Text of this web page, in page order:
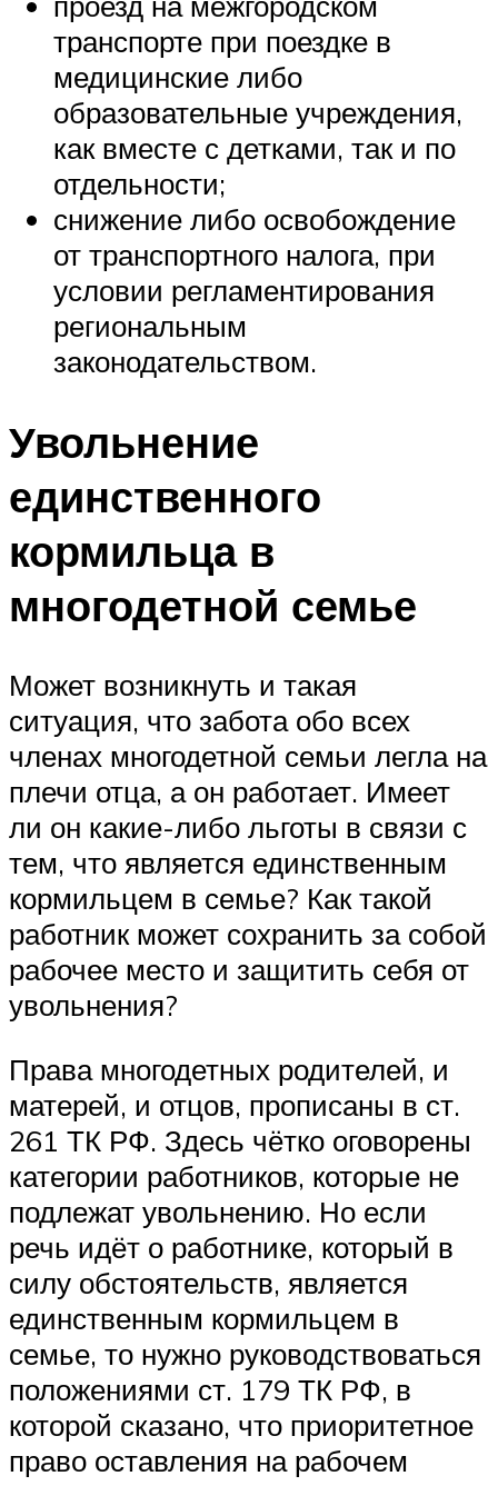
транспорте при поездке в
медицинские либо
образовательные учреждения,
как вместе с детками, так и по
отдельности;
снижение либо освобождение
от транспортного налога, при
условии регламентирования
региональным
законодательством.
Увольнение
единственного
кормильца в
многодетной семье
Может возникнуть и такая
ситуация, что забота обо всех
членах многодетной семьи легла на
плечи отца, а он работает. Имеет
ли он какие-либо льготы в связи с
тем, что является единственным
кормильцем в семье? Как такой
работник может сохранить за собой
рабочее место и защитить себя от
увольнения?
Права многодетных родителей, и
матерей, и отцов, прописаны в ст.
261 ТК РФ. Здесь чётко оговорены
категории работников, которые не
подлежат увольнению. Но если
речь идёт о работнике, который в
силу обстоятельств, является
единственным кормильцем в
семье, то нужно руководствоваться
положениями ст. 179 ТК РФ, в
которой сказано, что приоритетное
право оставления на рабочем